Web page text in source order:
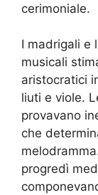
cerimoniale.
I madrigali e
musicali
aristocratici
liuti e viole.
provavano
che
progredì